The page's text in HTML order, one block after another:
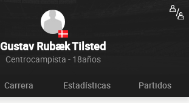
Gustav Rubæk Tilsted
Centrocampista - 18años
Carrera Estadísticas Partidos